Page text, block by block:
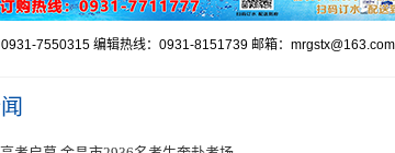
7550315 编辑热线：0931-8151739 邮箱：mrgstx@163.com